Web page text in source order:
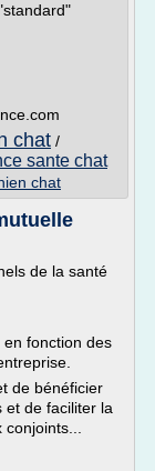
chat /
sante chat
chat
de la santé
fonction des
de bénéficier
et de faciliter la